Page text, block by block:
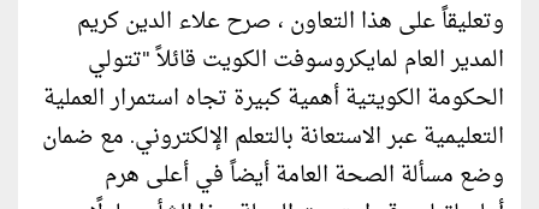
وتعليقاً على هذا التعاون ، صرح علاء الدين كريم
المدير العام لمايكروسوفت الكويت قائلاً "تتولي
الحكومة الكويتية أهمية كبيرة تجاه استمرار العملية
التعليمية عبر الاستعانة بالتعلم الإلكتروني. مع ضمان
وضع مسألة الصحة العامة أيضاً في أعلى هرم